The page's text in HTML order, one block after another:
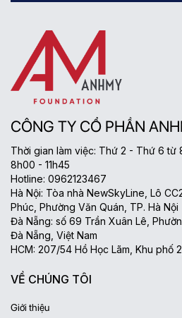
CÔNG TY CỔ PHẦN
Thời gian làm việc: Thứ 2 - Thứ 6
8h00 - 11h45
Hotline: 0962123467
Hà Nội: Tòa nhà NewSkyLine, Lô
Phúc, Phường Văn Quán, TP. Hà Nội
Đà Nẵng: số 69 Trần Xuân Lê,
Đà Nẵng, Việt Nam
HCM: 207/54 Hồ Học Lãm, Khu phố
VỀ CHÚNG TÔI
Giới thiệu